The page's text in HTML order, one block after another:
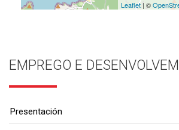
Leaflet| ©
EMPREGO E
Presentación